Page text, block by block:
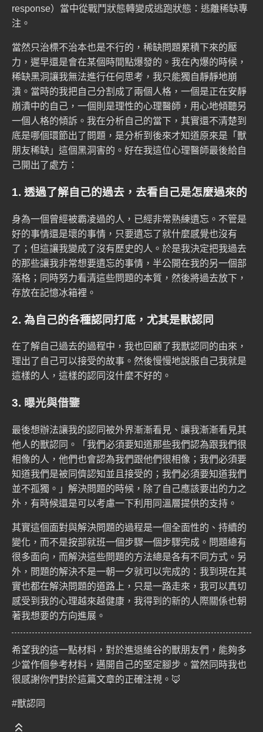
response）當中從戰鬥狀態轉變成逃跑狀態：逃離稀缺專
注。
當然只治標不治本也是不行的，稀缺問題累積下來的壓
力，遲早還是會在某個時間點爆發的。我在內爆的時候，
稀缺黑洞讓我無法進行任何思考，我只能獨自靜靜地崩
潰。當時的我把自己分割成了兩個人格，一個是正在安靜
崩潰中的自己，一個則是理性的心理醫師，用心地傾聽另
一個人格的傾訴。我在分析自己的當下，其實還不清楚到
底是哪個環節出了問題，是分析到後來才知道原來是「獸
朋友稀缺」這個黑洞害的。好在我這位心理醫師最後給自
己開出了處方：
1. 透過了解自己的過去，去看自己是怎麼過來的
身為一個曾經被霸凌過的人，已經非常熟練遺忘。不管是
好的事情還是壞的事情，只要遺忘了就什麼感覺也沒有
了；但這讓我變成了沒有歷史的人。於是我決定把我過去
的那些讓我非常想要遺忘的事情，半公開在我的另一個部
落格；同時努力看清這些問題的本質，然後將過去放下，
存放在記憶冰箱裡。
2. 為自己的各種認同打底，尤其是獸認同
在了解自己過去的過程中，我也回顧了我獸認同的由來，
理出了自己可以接受的故事。然後慢慢地說服自己我就是
這樣的人，這樣的認同沒什麼不好的。
3. 曝光與借鑒
最後想辦法讓我的認同被外界漸漸看見、讓我漸漸看見其
他人的獸認同。「我們必須要知道那些我們認為跟我們很
相像的人，他們也會認為我們跟他們很相像；我們必須要
知道我們是被同儕認知並且接受的；我們必須要知道我們
並不孤獨。」解決問題的時候，除了自己應該要出的力之
外，有時候還是可以考慮一下利用同溫層提供的支持。
其實這個面對與解決問題的過程是一個全面性的、持續的
變化，而不是按部就班一個步驟一個步驟完成。問題總有
很多面向，而解決這些問題的方法總是各有不同方式。另
外，問題的解決不是一朝一夕就可以完成的：我到現在其
實也都在解決問題的道路上，只是一路走來，我可以真切
感受到我的心理越來越健康，我得到的新的人際關係也朝
著我想要的方向進展。
希望我的這一點材料，對於進退維谷的獸朋友們，能夠多
少當作個參考材料，邁開自己的堅定腳步。當然同時我也
很感謝你們對於這篇文章的正確注視。🦊
#獸認同